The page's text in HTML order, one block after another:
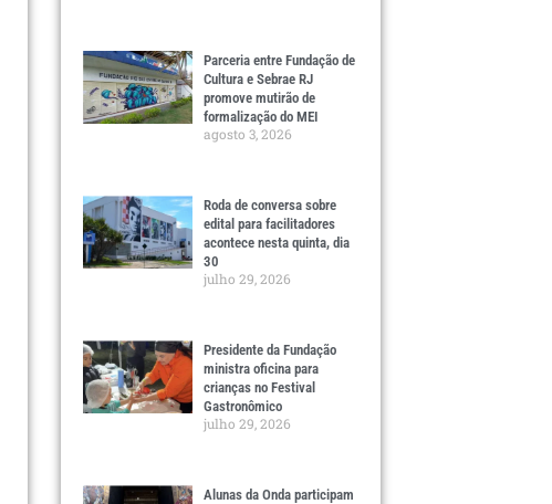
Parceria entre Fundação de
Cultura e Sebrae RJ
promove mutirão de
formalização do MEI
agosto 3, 2026
Roda de conversa sobre
edital para facilitadores
acontece nesta quinta, dia
30
julho 29, 2026
Presidente da Fundação
ministra oficina para
crianças no Festival
Gastronômico
julho 29, 2026
Alunas da Onda participam